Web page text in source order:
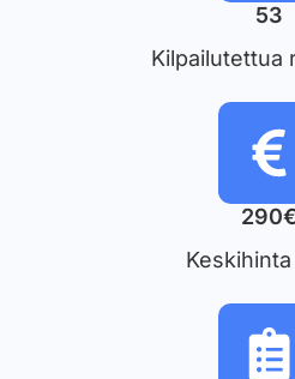
53
Kilpailutettua
290€